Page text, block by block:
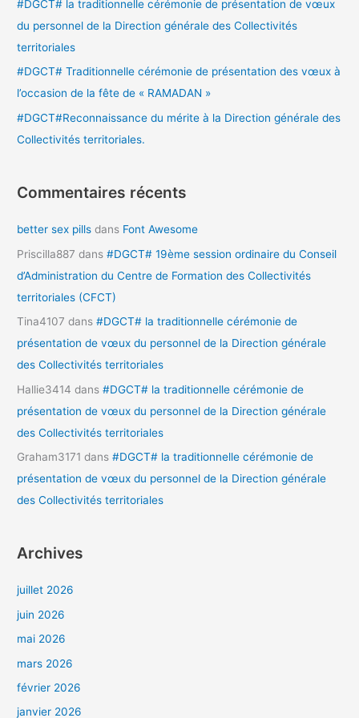
r
:
#DGCT# la traditionnelle cérémonie de présentation de vœux
du personnel de la Direction générale des Collectivités
territoriales
#DGCT# Traditionnelle cérémonie de présentation des vœux à
l’occasion de la fête de « RAMADAN »
#DGCT#Reconnaissance du mérite à la Direction générale des
Collectivités territoriales.
Commentaires récents
better sex pills dans Font Awesome
Priscilla887 dans#DGCT# 19ème session ordinaire du Conseil
d’Administration du Centre de Formation des Collectivités
territoriales (CFCT)
Tina4107 dans#DGCT# la traditionnelle cérémonie de
présentation de vœux du personnel de la Direction générale
des Collectivités territoriales
Hallie3414 dans#DGCT# la traditionnelle cérémonie de
présentation de vœux du personnel de la Direction générale
des Collectivités territoriales
Graham3171 dans#DGCT# la traditionnelle cérémonie de
présentation de vœux du personnel de la Direction générale
des Collectivités territoriales
Archives
juillet 2026
juin 2026
mai 2026
mars 2026
février 2026
janvier 2026